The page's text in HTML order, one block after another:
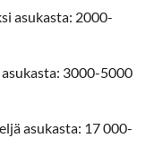
asukasta: 2000-
3000-5000
asukasta: 17 000-